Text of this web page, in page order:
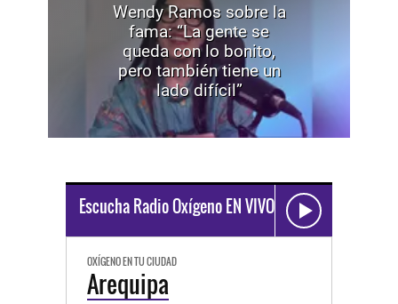
Wendy Ramos sobre la
fama: “La gente se
queda con lo bonito,
pero también tiene un
lado difícil”
Escucha Radio Oxígeno EN VIVO
OXÍGENO EN TU CIUDAD
Arequipa